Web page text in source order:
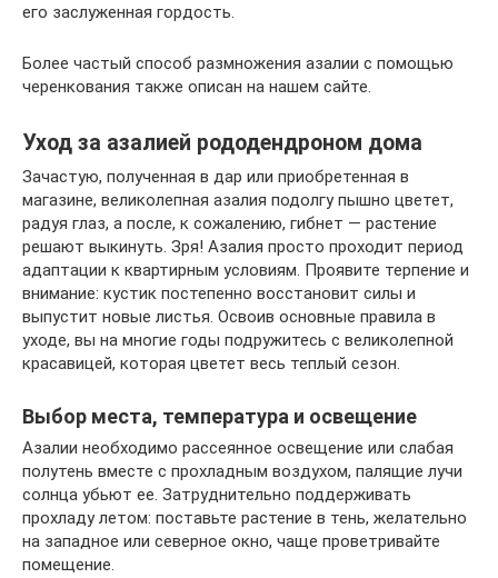
его заслуженная гордость.
Более частый способ размножения азалии с помощью
черенкования также описан на нашем сайте.
Уход за азалией рододендроном дома
Зачастую, полученная в дар или приобретенная в
магазине, великолепная азалия подолгу пышно цветет,
радуя глаз, а после, к сожалению, гибнет — растение
решают выкинуть. Зря! Азалия просто проходит период
адаптации к квартирным условиям. Проявите терпение и
внимание: кустик постепенно восстановит силы и
выпустит новые листья. Освоив основные правила в
уходе, вы на многие годы подружитесь с великолепной
красавицей, которая цветет весь теплый сезон.
Выбор места, температура и освещение
Азалии необходимо рассеянное освещение или слабая
полутень вместе с прохладным воздухом, палящие лучи
солнца убьют ее. Затруднительно поддерживать
прохладу летом: поставьте растение в тень, желательно
на западное или северное окно, чаще проветривайте
помещение.